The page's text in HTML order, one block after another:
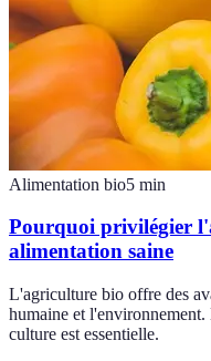
Alimentation bio5 min
Pourquoi privilégier
alimentation saine
L'agriculture bio offre des
humaine et
culture est essentielle.